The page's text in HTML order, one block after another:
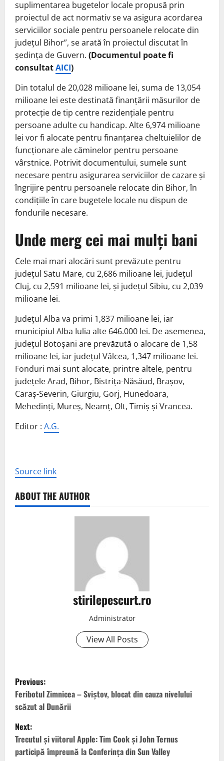
suplimentarea bugetelor locale propusă prin
proiectul de act normativ se va asigura acordarea
serviciilor sociale pentru persoanele relocate din
județul Bihor”, se arată în proiectul discutat în
ședința de Guvern. (Documentul poate fi
consultatAICI)
Din totalul de 20,028 milioane lei, suma de 13,054
milioane lei este destinată finanțării măsurilor de
protecție de tip centre rezidențiale pentru
persoane adulte cu handicap. Alte 6,974 milioane
lei vor fi alocate pentru finanțarea cheltuielilor de
funcționare ale căminelor pentru persoane
vârstnice. Potrivit documentului, sumele sunt
necesare pentru asigurarea serviciilor de cazare și
îngrijire pentru persoanele relocate din Bihor, în
condițiile în care bugetele locale nu dispun de
fondurile necesare.
Unde merg cei mai mulți bani
Cele mai mari alocări sunt prevăzute pentru
județul Satu Mare, cu 2,686 milioane lei, județul
Cluj, cu 2,591 milioane lei, și județul Sibiu, cu 2,039
milioane lei.
Județul Alba va primi 1,837 milioane lei, iar
municipiul Alba Iulia alte 646.000 lei. De asemenea,
județul Botoșani are prevăzută o alocare de 1,58
milioane lei, iar județul Vâlcea, 1,347 milioane lei.
Fonduri mai sunt alocate, printre altele, pentru
județele Arad, Bihor, Bistrița-Năsăud, Brașov,
Caraș-Severin, Giurgiu, Gorj, Hunedoara,
Mehedinți, Mureș, Neamț, Olt, Timiș și Vrancea.
Editor : A.G.
Source link
ABOUT THE AUTHOR
stirilepescurt.ro
Administrator
View All Posts
P
o
s
t
Previous:
Feribotul Zimnicea – Sviștov, blocat din cauza nivelului
scăzut al Dunării
Next:
Trecutul și viitorul Apple: Tim Cook și John Ternus
participă împreună la Conferința din Sun Valley